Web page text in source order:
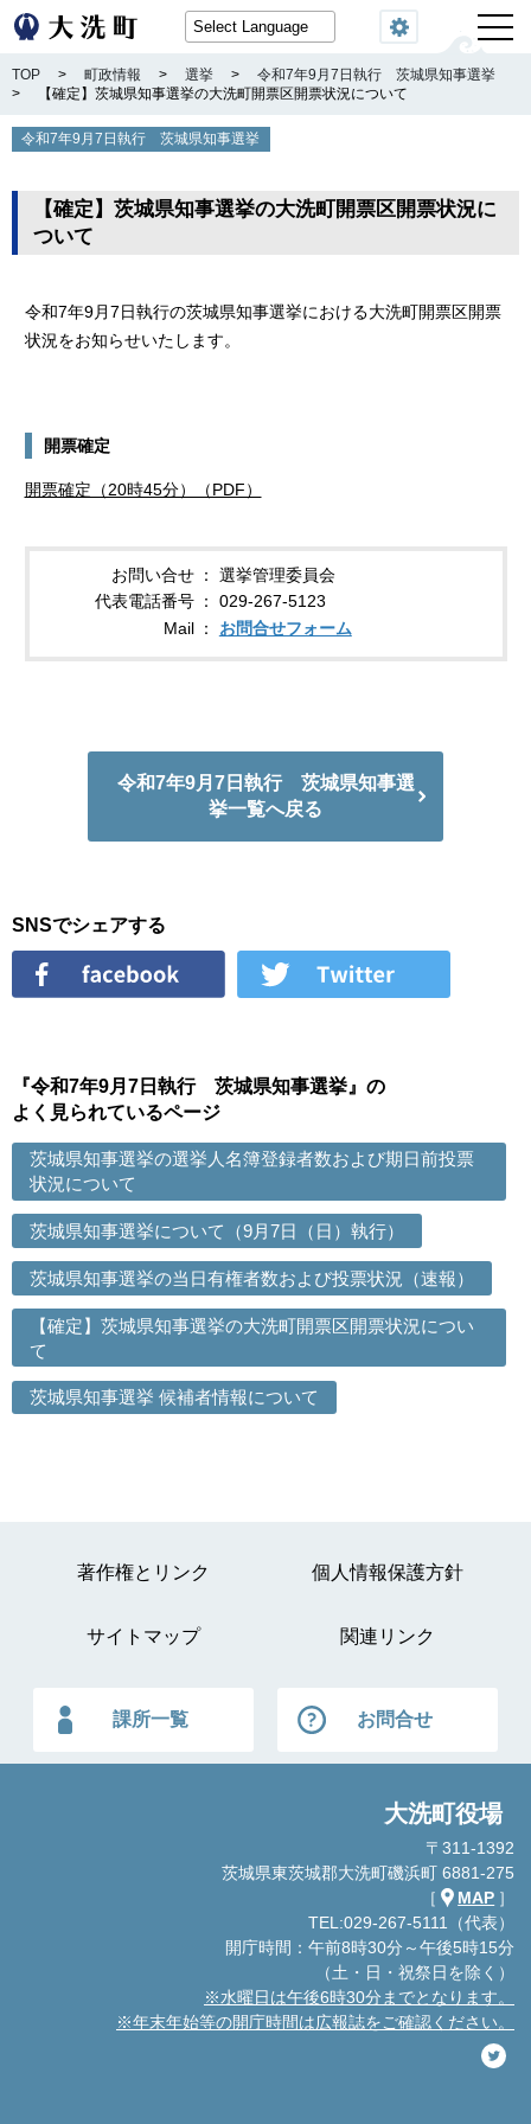
閲覧機能
TOP > 町政情報 > 選挙 >
令和7年9月7日執行 茨城県知事選挙
>
【確定】茨城県知事選挙の大洗町開票区開票状況について
令和7年9月7日執行 茨城県知事選挙
【確定】茨城県知事選挙の大洗町開票区開票状況に
ついて
令和7年9月7日執行の茨城県知事選挙における大洗町開票区開票
状況をお知らせいたします。
開票確定
開票確定（20時45分）（PDF）
お問い合せ
選挙管理委員会
代表電話番号
029-267-5123
Mail
お問合せフォーム
令和7年9月7日執行 茨城県知事選
挙一覧へ戻る
SNSでシェアする
『令和7年9月7日執行 茨城県知事選挙』の
よく見られているページ
茨城県知事選挙の選挙人名簿登録者数および期日前投票
状況について
茨城県知事選挙について（9月7日（日）執行）
茨城県知事選挙の当日有権者数および投票状況（速報）
【確定】茨城県知事選挙の大洗町開票区開票状況につい
て
茨城県知事選挙 候補者情報について
著作権とリンク 個人情報保護方針
サイトマップ 関連リンク
課所一覧 お問合せ
大洗町役場
〒311-1392
茨城県東茨城郡大洗町磯浜町 6881-275
［
MAP ］
TEL:029-267-5111（代表）
開庁時間：午前8時30分～午後5時15分
（土・日・祝祭日を除く）
※水曜日は午後6時30分までとなります。
※年末年始等の開庁時間は広報誌をご確認ください。